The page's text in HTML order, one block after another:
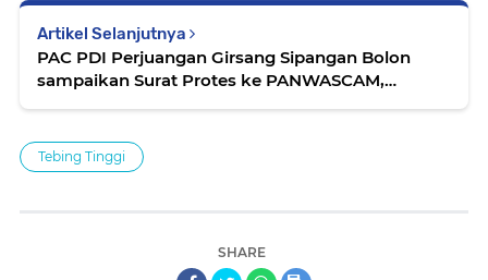
Artikel Selanjutnya
PAC PDI Perjuangan Girsang Sipangan Bolon
sampaikan Surat Protes ke PANWASCAM,
Tebing Tinggi
SHARE